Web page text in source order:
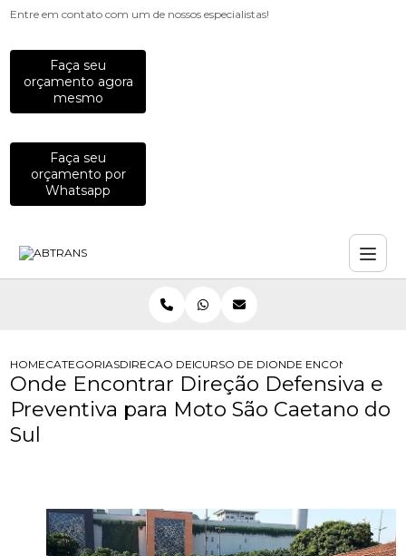
Entre em contato com um de nossos especialistas!
Faça seu
orçamento agora
mesmo
Faça seu
orçamento por
Whatsapp
HOMECATEGORIASDIRECAO DEFENSIVACURSO DE DIRECAO DEFENSIVA
ONDE ENCONTRAR
Onde Encontrar Direção Defensiva e
Preventiva para Moto São Caetano do
Sul